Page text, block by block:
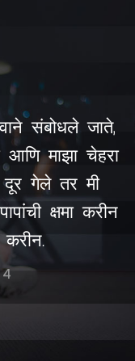
संबोधले जाते,
आणि माझा चेहरा
दूर गेले तर मी
क्षमा करीन